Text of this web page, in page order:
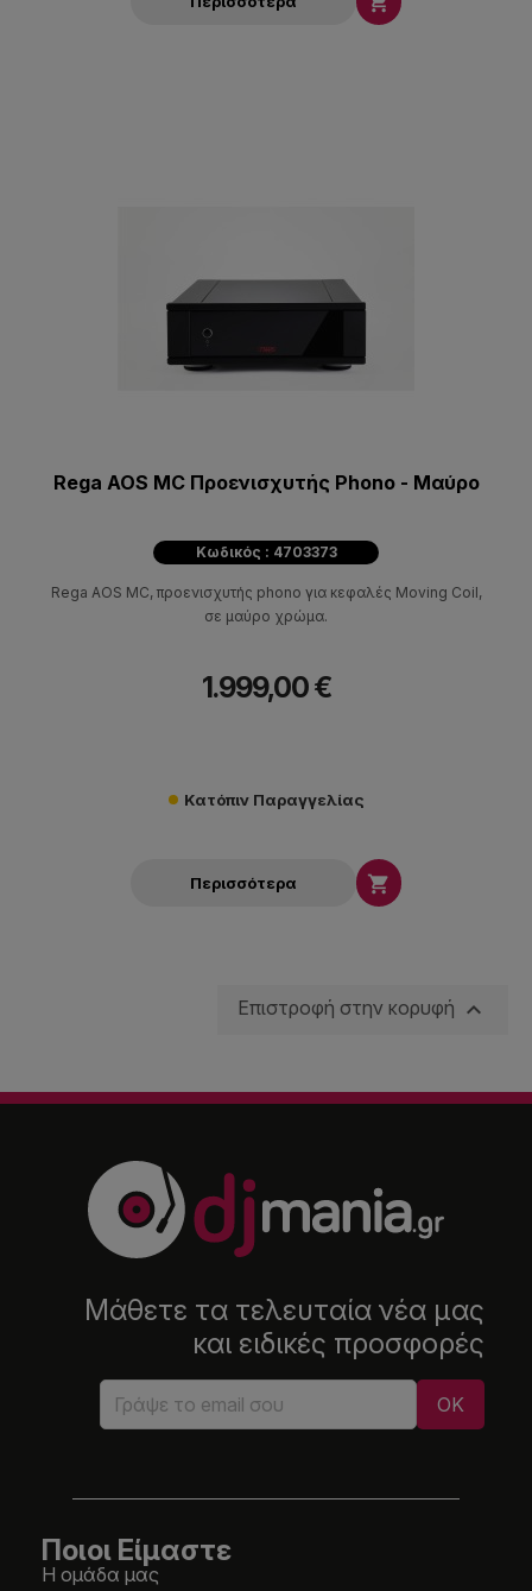
Rega AOS MC Προενισχυτής Phono - Μαύρο
Κωδικός : 4703373
Rega AOS MC, προενισχυτής phono για κεφαλές Moving Coil,
σε μαύρο χρώμα.
1.999,00 €
Κατόπιν Παραγγελίας
Περισσότερα 
Επιστροφή στην κορυφή 
Μάθετε τα τελευταία νέα μας
και ειδικές προσφορές
Ποιοι Είμαστε
Η ομάδα μας